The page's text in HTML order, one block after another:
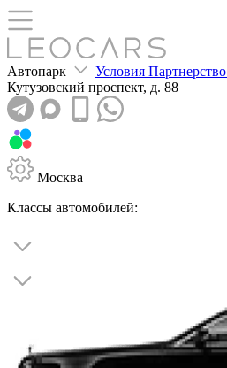
Автопарк Условия Партнерство
Кутузовский проспект, д. 88
Москва
Классы автомобилей: